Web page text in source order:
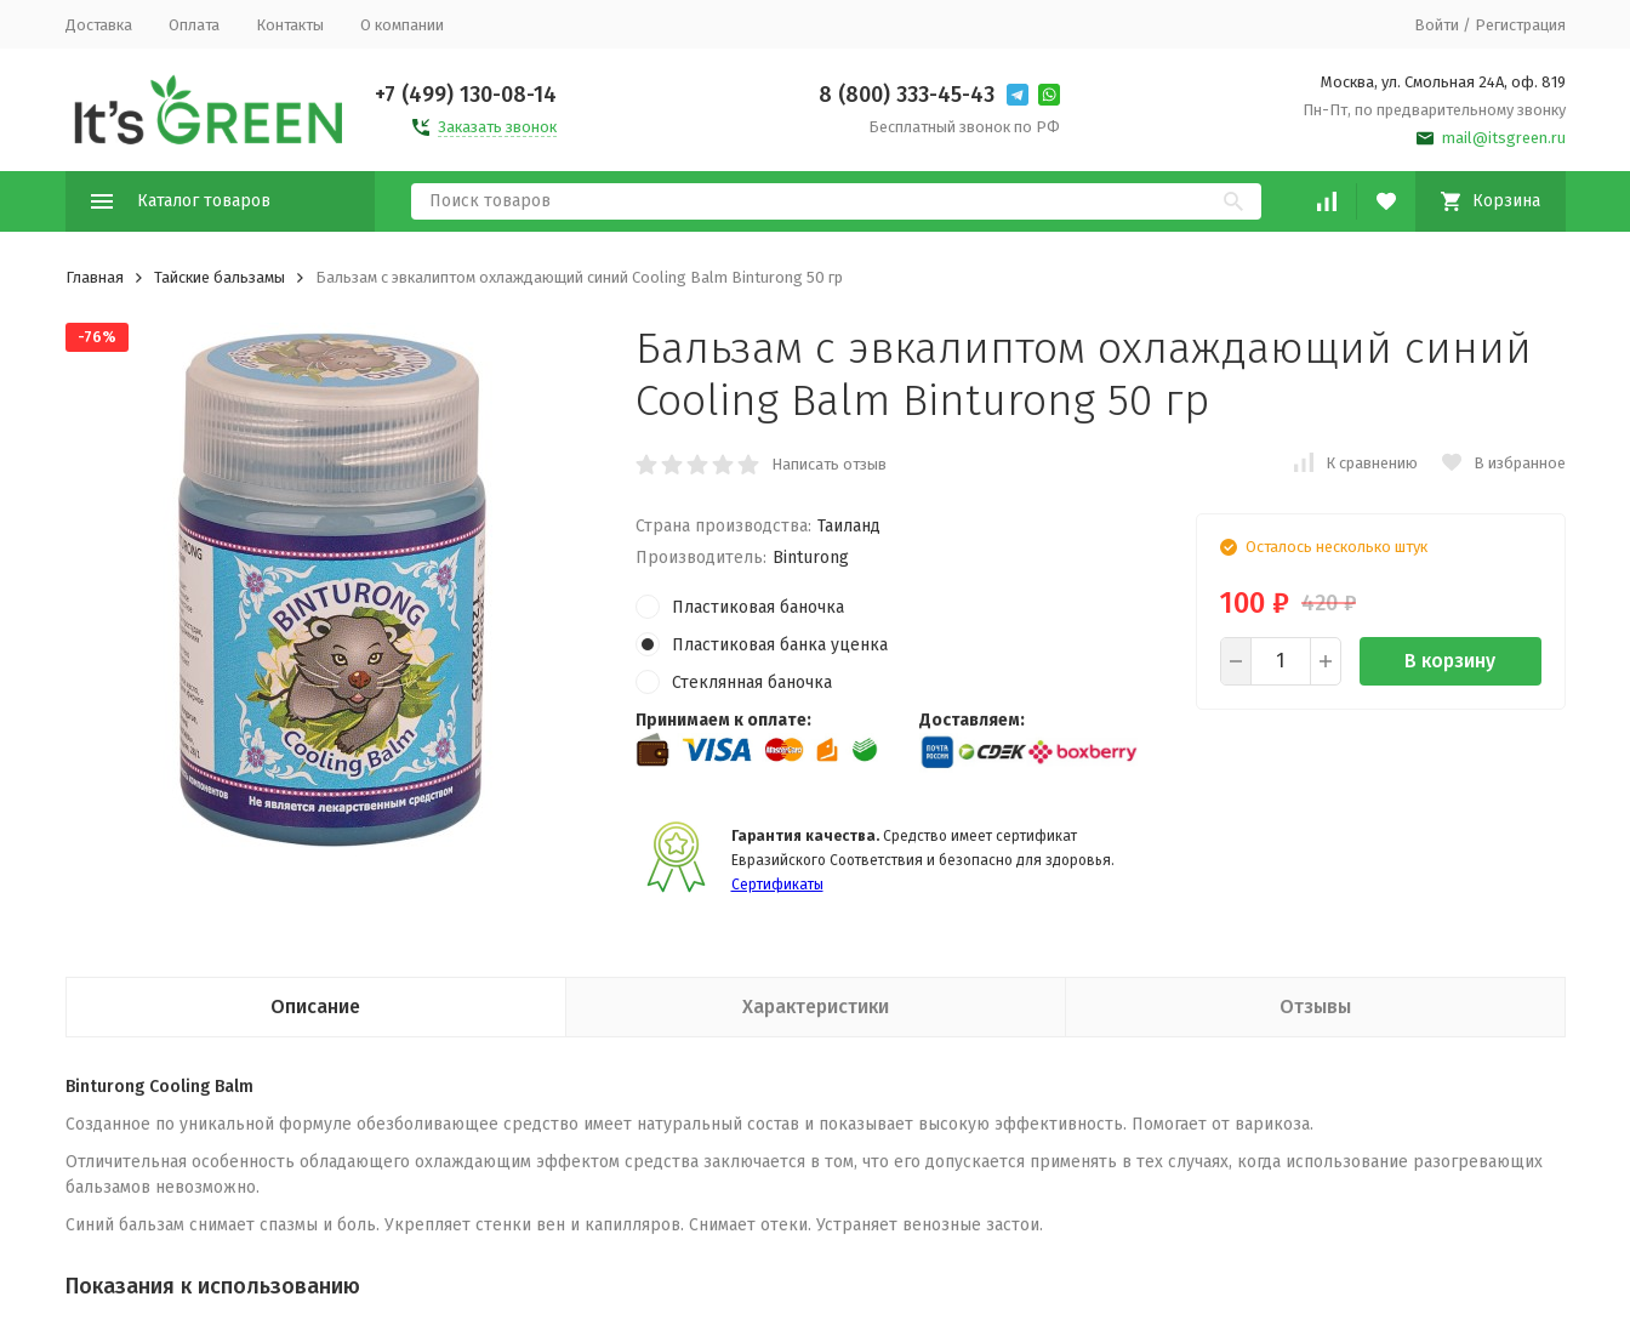
Доставка Оплата Контакты О компании Войти / Регистрация
+7 (499) 130-08-14
Заказать звонок
8 (800) 333-45-43
Бесплатный звонок по РФ
Москва, ул. Смольная 24А, оф. 819
Пн-Пт, по предварительному звонку
mail@itsgreen.ru
Каталог товаров Корзина
Главная Тайские бальзамы Бальзам с эвкалиптом охлаждающий синий Cooling Balm Binturong 50 гр
-76%
Бальзам с эвкалиптом охлаждающий синий
Cooling Balm Binturong 50 гр
Написать отзыв К сравнению В избранное
Страна производства: Таиланд
Производитель: Binturong
Пластиковая баночка
Пластиковая банка уценка
Стеклянная баночка
Принимаем к оплате:
Доставляем:
Гарантия качества.Средство имеет сертификат
Евразийского Соответствия и безопасно для здоровья.
Сертификаты
Осталось несколько штук
100 ₽ 420₽
В корзину
Описание Характеристики Отзывы
Binturong Cooling Balm
Созданное по уникальной формуле обезболивающее средство имеет натуральный состав и показывает высокую эффективность. Помогает от варикоза.
Отличительная особенность обладающего охлаждающим эффектом средства заключается в том, что его допускается применять в тех случаях, когда использование разогревающих
бальзамов невозможно.
Синий бальзам снимает спазмы и боль. Укрепляет стенки вен и капилляров. Снимает отеки. Устраняет венозные застои.
Показания к использованию